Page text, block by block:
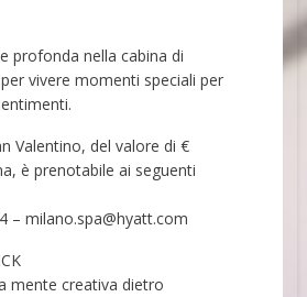
profonda nella cabina di
vivere momenti speciali per
Valentino, del valore di €
è prenotabile ai seguenti
– milano.spa@hyatt.com
mente creativa dietro